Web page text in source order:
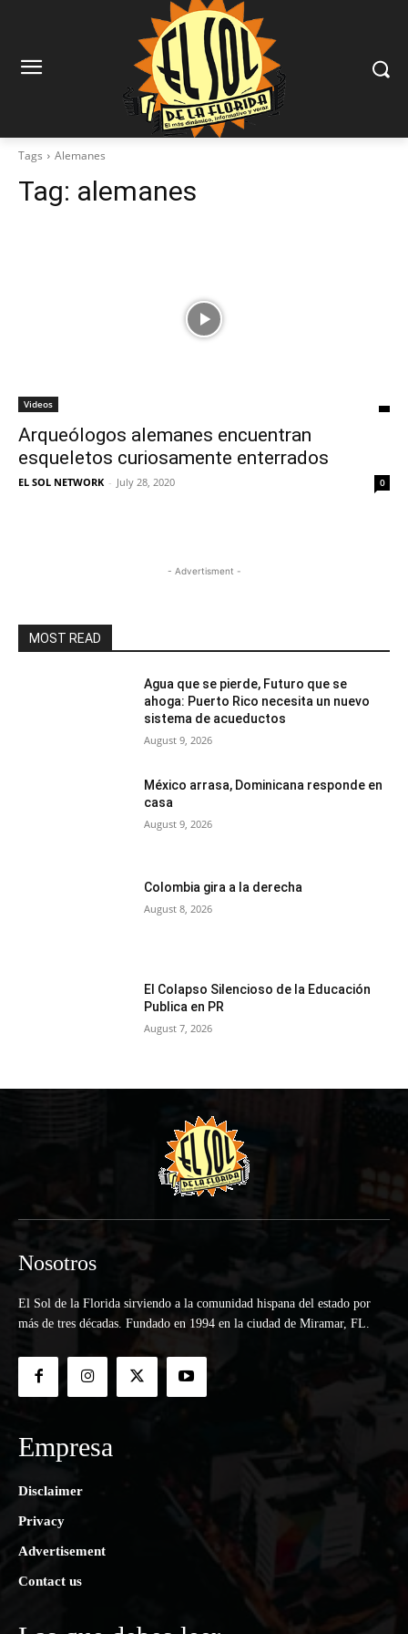
Tags Alemanes
Tag: alemanes
Videos
Arqueólogos alemanes encuentran
esqueletos curiosamente enterrados
EL SOL NETWORK - July 28, 2020 0
- Advertisment -
MOST READ
Agua que se pierde, Futuro que se
ahoga: Puerto Rico necesita un nuevo
sistema de acueductos
August 9, 2026
México arrasa, Dominicana responde en
casa
August 9, 2026
Colombia gira a la derecha
August 8, 2026
El Colapso Silencioso de la Educación
Publica en PR
August 7, 2026
Nosotros
El Sol de la Florida sirviendo a la comunidad hispana del estado por
más de tres décadas. Fundado en 1994 en la ciudad de Miramar, FL.
Empresa
Disclaimer
Privacy
Advertisement
Contact us